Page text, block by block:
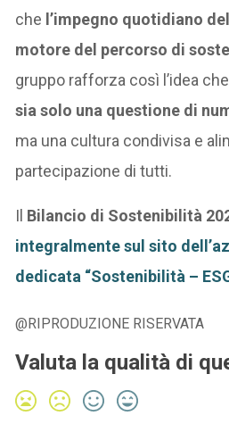
che l’impegno quotidiano
motore del percorso di
gruppo rafforza così l’idea
sia solo una questione di
ma una cultura condivisa e
partecipazione di tutti.
Il Bilancio di Sostenibilità
integralmente sul sito
dedicata “Sostenibilità –
@RIPRODUZIONE RISERVATA
Valuta la qualità di